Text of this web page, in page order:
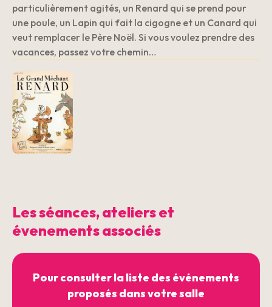
particulièrement agités, un Renard qui se prend pour
une poule, un Lapin qui fait la cigogne et un Canard qui
veut remplacer le Père Noël. Si vous voulez prendre des
vacances, passez votre chemin…
Les séances, ateliers et
évenements associés
Pour consulter la liste des événements
proposés dans votre salle